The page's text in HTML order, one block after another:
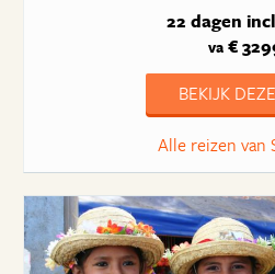
22 dagen
va €
BEKIJK
Alle reizen van